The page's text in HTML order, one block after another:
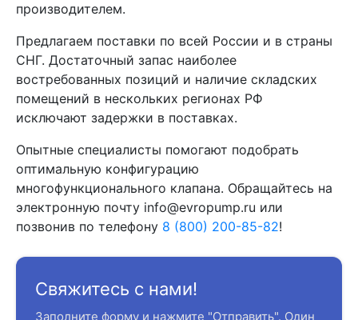
производителем.
Предлагаем поставки по всей России и в страны
СНГ. Достаточный запас наиболее
востребованных позиций и наличие складских
помещений в нескольких регионах РФ
исключают задержки в поставках.
Опытные специалисты помогают подобрать
оптимальную конфигурацию
многофункционального клапана. Обращайтесь на
электронную почту info@evropump.ru или
позвонив по телефону 8 (800) 200-85-82!
Свяжитесь с нами!
Заполните форму и нажмите "Отправить". Один